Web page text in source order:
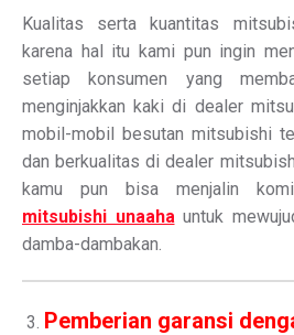
Kualitas serta kuantitas
karena hal itu kami pun ingin
setiap konsumen yang
menginjakkan kaki di dealer
mobil-mobil besutan mitsubishi
dan berkualitas di dealer
kamu pun bisa menjalin
mitsubishi unaahauntuk
damba-dambakan.
Pemberian garansi